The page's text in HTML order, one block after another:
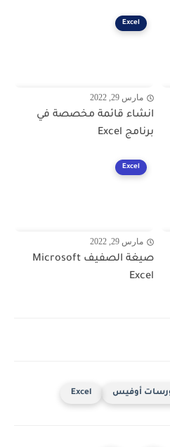
Excel
مارس 29, 2022
انشاء قائمة مخصصة في
برنامج Excel
Excel
مارس 29, 2022
صيغة الصفيف Microsoft
Excel
أوفيس Excel